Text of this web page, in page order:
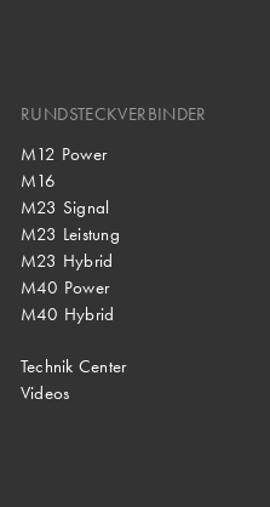
RUNDSTECKVERBINDER
M12 Power
M16
M23 Signal
M23 Leistung
M23 Hybrid
M40 Power
M40 Hybrid
Technik Center
Videos